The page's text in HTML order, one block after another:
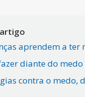
aprendem a ter
diante do medo
contra o medo,